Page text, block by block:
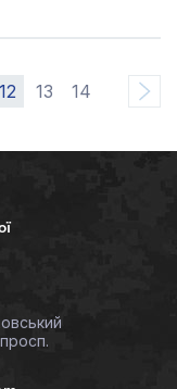
12 13 14